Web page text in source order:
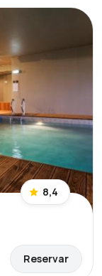
8,4
Reservar